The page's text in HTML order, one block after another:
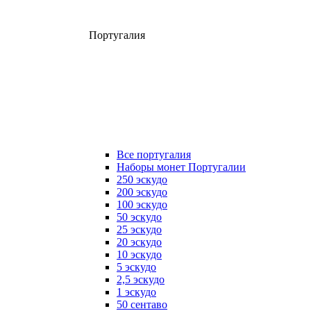
Португалия
Все португалия
Наборы монет Португалии
250 эскудо
200 эскудо
100 эскудо
50 эскудо
25 эскудо
20 эскудо
10 эскудо
5 эскудо
2,5 эскудо
1 эскудо
50 сентаво